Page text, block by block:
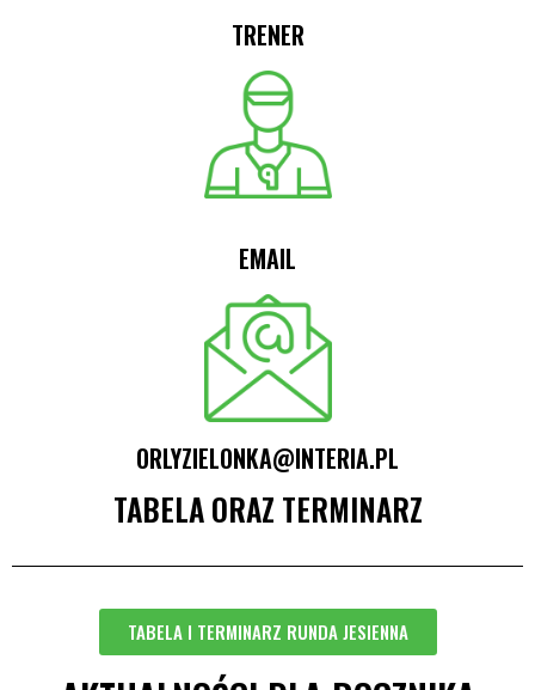
TRENER
EMAIL
ORLYZIELONKA@INTERIA.PL
TABELA ORAZ TERMINARZ
TABELA I TERMINARZ RUNDA JESIENNA